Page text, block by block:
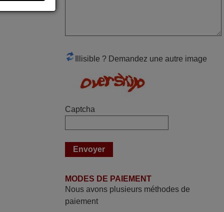
Wimius P20. Un avis provisoire avait été
néanmoins j'ai reçu la télécommande au
cours du 3ème jour ouvré, compatible
fonctionnalité de la télécommande, le
des différentes touches. De plus, elle est
l'insertion des 2 piles fournies.
Illisible ? Demandez une autre image
Captcha
MODES DE PAIEMENT
Nous avons plusieurs méthodes de
paiement